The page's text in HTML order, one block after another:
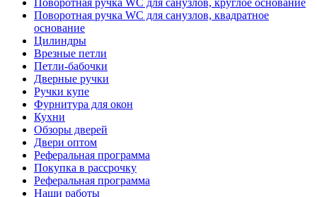
Поворотная ручка WC для санузлов, круглое основание
Поворотная ручка WC для санузлов, квадратное
основание
Цилиндры
Врезные петли
Петли-бабочки
Дверные ручки
Ручки купе
Фурнитура для окон
Кухни
Обзоры дверей
Двери оптом
Реферальная программа
Покупка в рассрочку
Реферальная программа
Наши работы